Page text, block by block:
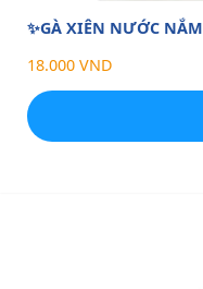
✨GÀ XIÊN NƯỚC NẮM
18.000 VND